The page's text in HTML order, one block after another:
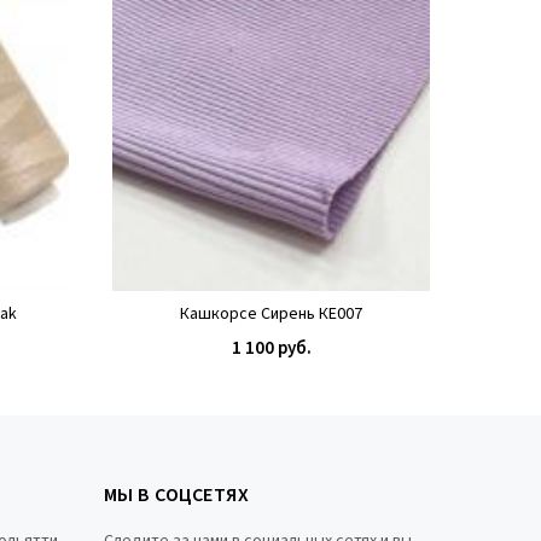
Кашкорсе Сирень КЕ007
1 100 руб.
МЫ В СОЦСЕТЯХ